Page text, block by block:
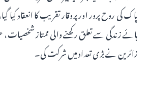
پاک کی روح پرور اور پروقار تقریب کا انعقاد
ہائے زندگی سے تعلق رکھنے والی ممتاز
زائرین نے بڑی تعداد میں شرکت کی۔